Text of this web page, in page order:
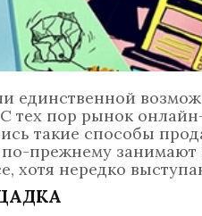
единственной
тех пор рынок
такие способы
прежнему занимают
хотя нередко